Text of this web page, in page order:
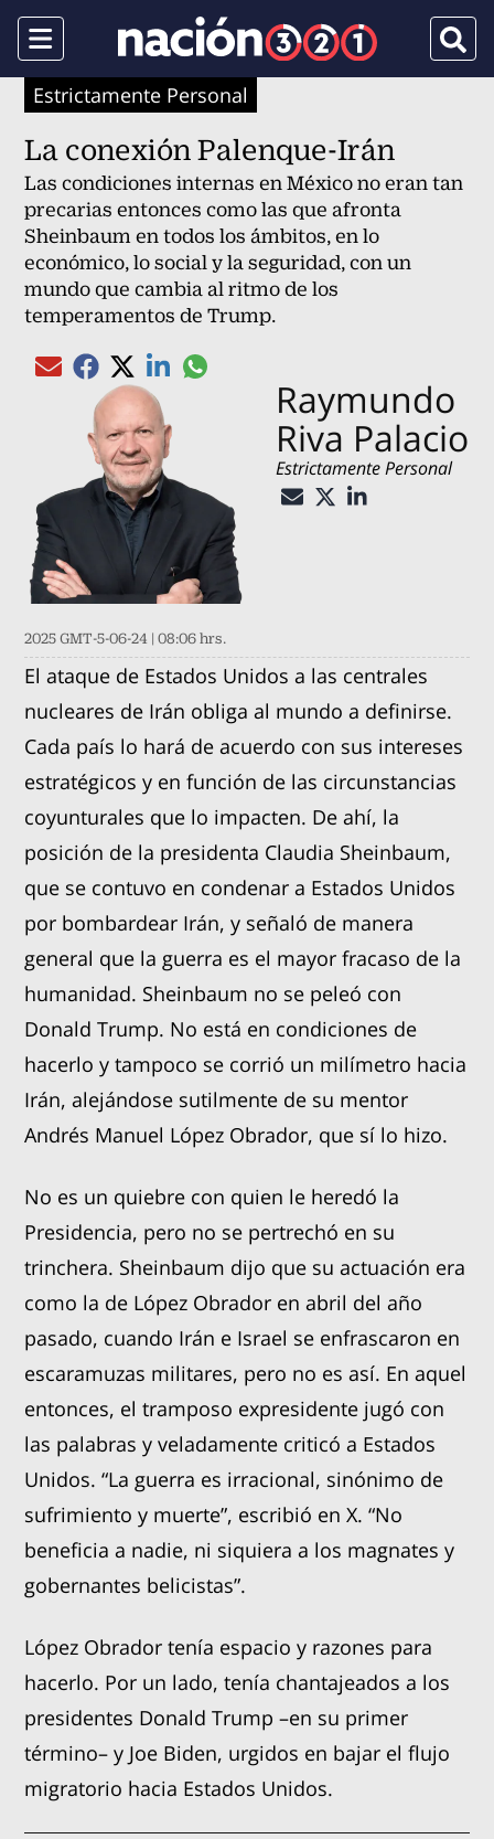
Menu
Estrictamente Personal
La conexión Palenque-Irán
Las condiciones internas en México no eran tan
precarias entonces como las que afronta
Sheinbaum en todos los ámbitos, en lo
económico, lo social y la seguridad, con un
mundo que cambia al ritmo de los
temperamentos de Trump.
Compartir el artículo actual mediante Email
Compartir el artículo actual mediante Facebook
Compartir el artículo actual mediante Twitter
Compartir el artículo actual mediante
Compartir el artículo actual mediante
Raymundo
Riva Palacio
Estrictamente Personal
2025 GMT-5-06-24 | 08:06 hrs.
El ataque de Estados Unidos a las centrales
nucleares de Irán obliga al mundo a definirse.
Cada país lo hará de acuerdo con sus intereses
estratégicos y en función de las circunstancias
coyunturales que lo impacten. De ahí, la
posición de la presidenta Claudia Sheinbaum,
que se contuvo en condenar a Estados Unidos
por bombardear Irán, y señaló de manera
general que la guerra es el mayor fracaso de la
humanidad. Sheinbaum no se peleó con
Donald Trump. No está en condiciones de
hacerlo y tampoco se corrió un milímetro hacia
Irán, alejándose sutilmente de su mentor
Andrés Manuel López Obrador, que sí lo hizo.
No es un quiebre con quien le heredó la
Presidencia, pero no se pertrechó en su
trinchera. Sheinbaum dijo que su actuación era
como la de López Obrador en abril del año
pasado, cuando Irán e Israel se enfrascaron en
escaramuzas militares, pero no es así. En aquel
entonces, el tramposo expresidente jugó con
las palabras y veladamente criticó a Estados
Unidos. “La guerra es irracional, sinónimo de
sufrimiento y muerte”, escribió en X. “No
beneficia a nadie, ni siquiera a los magnates y
gobernantes belicistas”.
López Obrador tenía espacio y razones para
hacerlo. Por un lado, tenía chantajeados a los
presidentes Donald Trump –en su primer
término– y Joe Biden, urgidos en bajar el flujo
migratorio hacia Estados Unidos.